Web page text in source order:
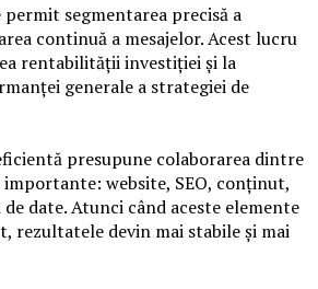
segmentarea precisă a
continuă a mesajelor. Acest lucru
rentabilității investiției și la
generale a strategiei de
presupune colaborarea dintre
website, SEO, conținut,
date. Atunci când aceste elemente
rezultatele devin mai stabile și mai